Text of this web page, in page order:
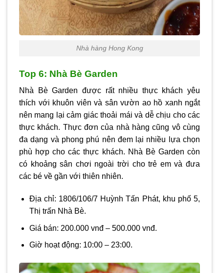
Nhà hàng Hong Kong
Top 6: Nhà Bè Garden
Nhà Bè Garden được rất nhiều thực khách yêu
thích với khuôn viên và sân vườn ao hồ xanh ngắt
nên mang lại cảm giác thoải mái và dễ chịu cho các
thực khách. Thực đơn của nhà hàng cũng vô cùng
đa dạng và phong phú nên đem lại nhiều lựa chọn
phù hợp cho các thực khách. Nhà Bè Garden còn
có khoảng sân chơi ngoài trời cho trẻ em và đưa
các bé về gần với thiên nhiên.
Địa chỉ: 1806/106/7 Huỳnh Tấn Phát, khu phố 5,
Thị trấn Nhà Bè.
Giá bán: 200.000 vnđ – 500.000 vnđ.
Giờ hoạt động: 10:00 – 23:00.